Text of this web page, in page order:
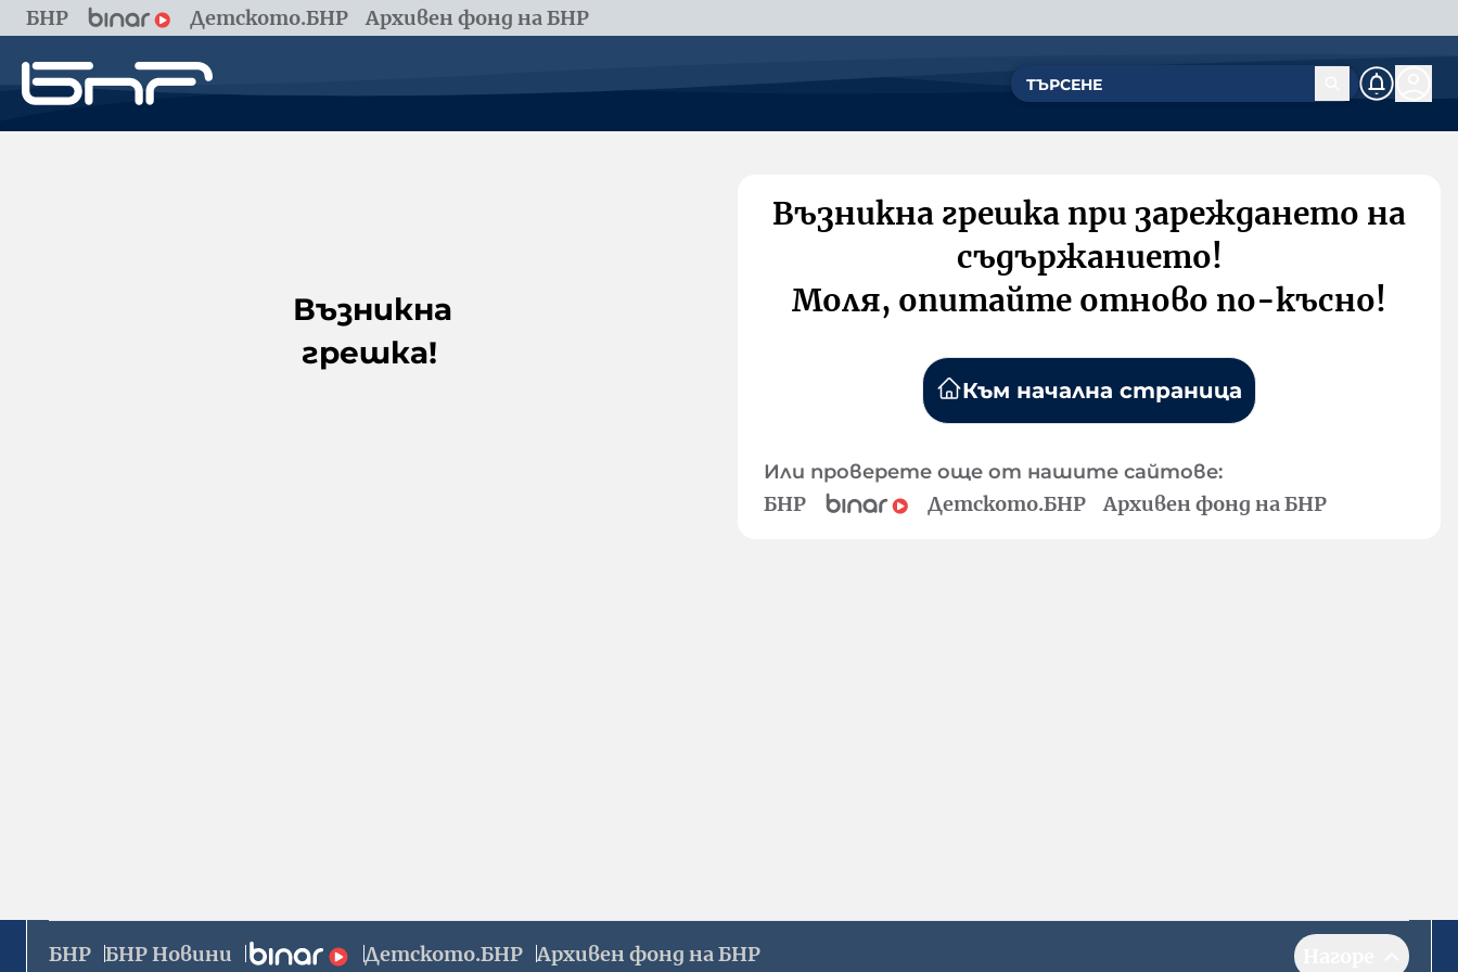
БНР Детското.БНР Архивен фонд на БНР
Възникна
грешка!
Възникна грешка при зареждането на
съдържанието!
Моля, опитайте отново по-късно!
Към начална страница
Или проверете още от нашите сайтове:
БНР Детското.БНР Архивен фонд на БНР
БНР БНР Новини Детското.БНР Архивен фонд на БНР